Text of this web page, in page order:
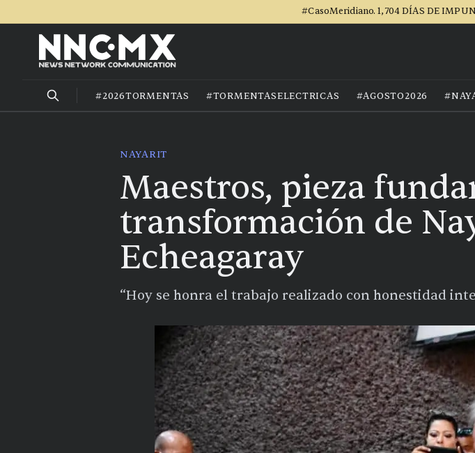
#CasoMeridiano. 1,704 DÍAS DE
#2026TORMENTAS #TORMENTASELECTRICAS #AGOSTO2026
NAYARIT
Maestros, pieza
transformación de
Echeagaray
“Hoy se honra el trabajo realizado con honestidad